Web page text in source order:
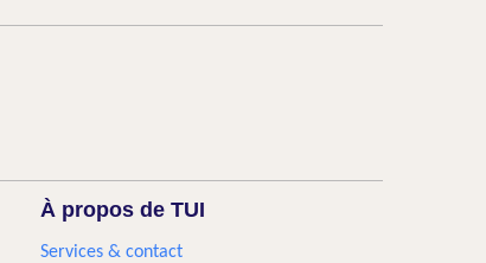
À propos de TUI
Services & contact